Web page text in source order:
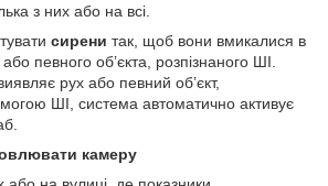
з них або на всі.
сирени так, щоб вони вмикалися в
певного обʼєкта, розпізнаного ШІ.
рух або певний обʼєкт,
ШІ, система автоматично активує
камеру